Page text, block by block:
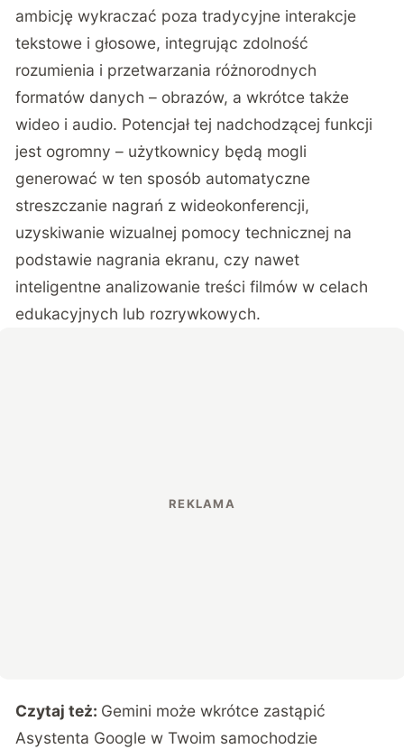
ambicję wykraczać poza tradycyjne interakcje
tekstowe i głosowe, integrując zdolność
rozumienia i przetwarzania różnorodnych
formatów danych – obrazów, a wkrótce także
wideo i audio. Potencjał tej nadchodzącej funkcji
jest ogromny – użytkownicy będą mogli
generować w ten sposób automatyczne
streszczanie nagrań z wideokonferencji,
uzyskiwanie wizualnej pomocy technicznej na
podstawie nagrania ekranu, czy nawet
inteligentne analizowanie treści filmów w celach
edukacyjnych lub rozrywkowych.
Czytaj też: Gemini może wkrótce zastąpić
Asystenta Google w Twoim samochodzie